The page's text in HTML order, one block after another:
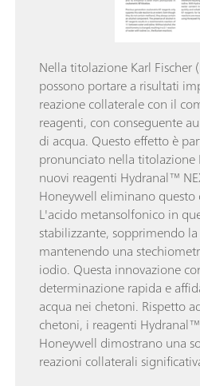
Nella titolazione Karl Fischer
possono portare a risultati
reazione collaterale con il
reagenti, con conseguente
di acqua. Questo effetto è
pronunciato nella titolazione
nuovi reagenti Hydranal™
Honeywell eliminano
L'acido metansolfonico in
stabilizzante, sopprimendo
mantenendo una
iodio. Questa innovazione
determinazione rapida e
acqua nei chetoni. Rispetto
chetoni, i reagenti Hydranal™
Honeywell dimostrano una
reazioni collaterali